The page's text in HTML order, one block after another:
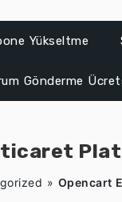
Yükseltme
Gönderme
» Opencart